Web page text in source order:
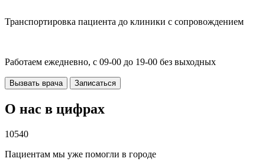
Транспортировка пациента до клиники с сопровождением
Работаем ежедневно, с 09-00 до 19-00 без выходных
Вызвать врача Записаться
О нас в цифрах
10540
Пациентам мы уже помогли в городе